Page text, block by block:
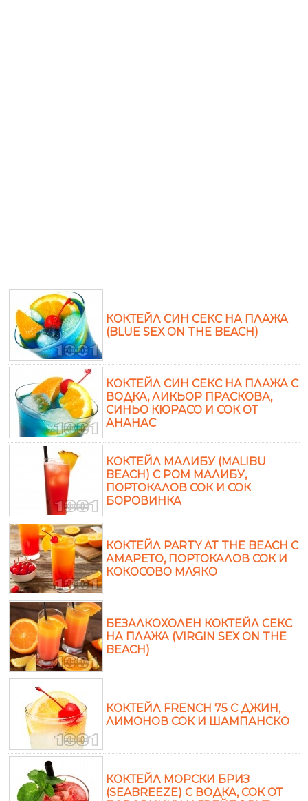
КОКТЕЙЛ СИН СЕКС НА ПЛАЖА
(BLUE SEX ON THE BEACH)
КОКТЕЙЛ СИН СЕКС НА ПЛАЖА С
ВОДКА, ЛИКЬОР ПРАСКОВА,
СИНЬО КЮРАСО И СОК ОТ
АНАНАС
КОКТЕЙЛ МАЛИБУ (MALIBU
BEACH) С РОМ МАЛИБУ,
ПОРТОКАЛОВ СОК И СОК
БОРОВИНКА
КОКТЕЙЛ PARTY AT THE BEACH С
АМАРЕТО, ПОРТОКАЛОВ СОК И
КОКОСОВО МЛЯКО
БЕЗАЛКОХОЛЕН КОКТЕЙЛ СЕКС
НА ПЛАЖА (VIRGIN SEX ON THE
BEACH)
КОКТЕЙЛ FRENCH 75 С ДЖИН,
ЛИМОНОВ СОК И ШАМПАНСКО
КОКТЕЙЛ МОРСКИ БРИЗ
(SEABREEZE) С ВОДКА, СОК ОТ